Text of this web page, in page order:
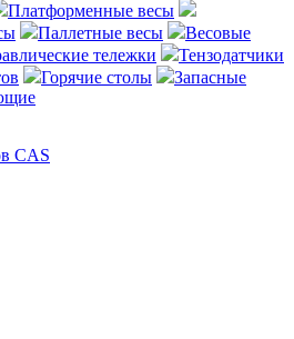
Платформенные весы
Паллетные весы
Весовые
тележки
Тензодатчики
Горячие столы
Запасные